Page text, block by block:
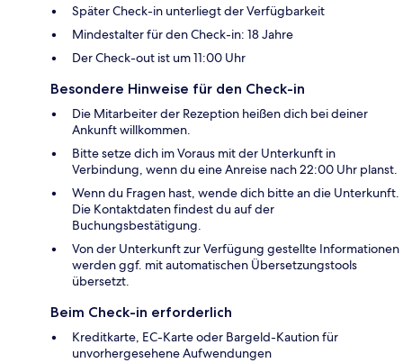
Später Check-in unterliegt der Verfügbarkeit
Mindestalter für den Check-in: 18 Jahre
Der Check-out ist um 11:00 Uhr
Besondere Hinweise für den Check-in
Die Mitarbeiter der Rezeption heißen dich bei deiner
Ankunft willkommen.
Bitte setze dich im Voraus mit der Unterkunft in
Verbindung, wenn du eine Anreise nach 22:00 Uhr planst.
Wenn du Fragen hast, wende dich bitte an die Unterkunft.
Die Kontaktdaten findest du auf der
Buchungsbestätigung.
Von der Unterkunft zur Verfügung gestellte Informationen
werden ggf. mit automatischen Übersetzungstools
übersetzt.
Beim Check-in erforderlich
Kreditkarte, EC-Karte oder Bargeld-Kaution für
unvorhergesehene Aufwendungen